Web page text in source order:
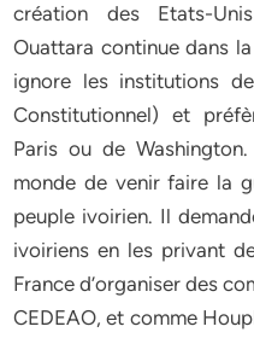
création des Etats-
Ouattara continue dans
ignore les institutions
Constitutionnel) et
Paris ou de
monde de venir faire la
peuple ivoirien. Il
ivoiriens en les privant
France d’organiser des
CEDEAO, et comme